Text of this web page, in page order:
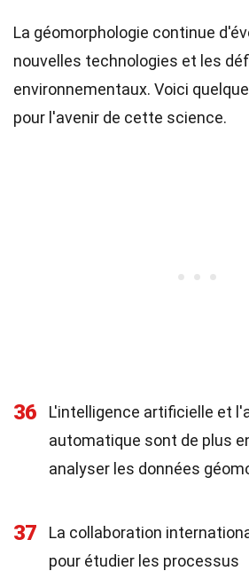
La géomorphologie continue
nouvelles technologies et les
environnementaux. Voici
pour l'avenir de cette science.
36
L'intelligence artificielle et
automatique sont de plus
analyser les données
37
La collaboration
pour étudier les processus